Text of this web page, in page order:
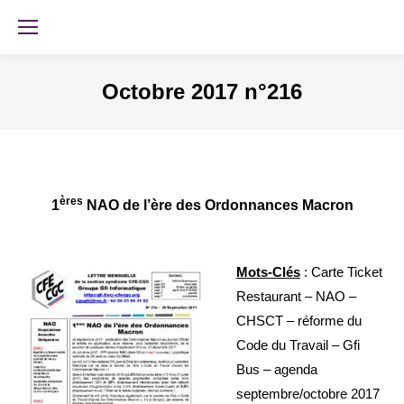
Octobre 2017 n°216
1ères NAO de l’ère des Ordonnances Macron
Mots-Clés : Carte Ticket
Restaurant – NAO –
CHSCT – réforme du
Code du Travail – Gfi
Bus – agenda
septembre/octobre 2017